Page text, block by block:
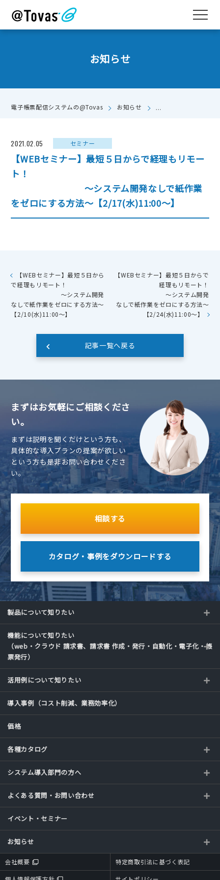
お知らせ
電子帳票配信システムの@Tovas お知らせ
2021.02.05 セミナー
【WEBセミナー】最短５日からで経理もリモー
ト！
～システム開発なしで紙作業
をゼロにする方法～【2/17(水)11:00～】
【WEBセミナー】最短５日から
で経理もリモート！
～システム開発
なしで紙作業をゼロにする方法～
【2/10(水)11:00～】
【WEBセミナー】最短５日からで
経理もリモート！
～システム開発
なしで紙作業をゼロにする方法～
【2/24(水)11:00～】
記事一覧へ戻る
まずはお気軽にご相談くださ
い。
まずは説明を聞くだけという方も、
具体的な導入プランの提案が欲しい
という方も是非お問い合わせくださ
い。
相談する
カタログ・事例をダウンロードする
製品について知りたい
機能について知りたい
（web・クラウド 請求書、請求書 作成・発行・自動化・電子化・帳
票発行）
活用例について知りたい
導入事例（コスト削減、業務効率化）
価格
各種カタログ
システム導入部門の方へ
よくある質問・お問い合わせ
イベント・セミナー
お知らせ
会社概要 特定商取引法に基づく表記